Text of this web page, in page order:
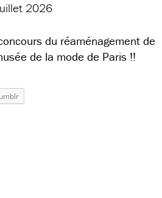
2026
du réaménagement de
de la mode de Paris !!